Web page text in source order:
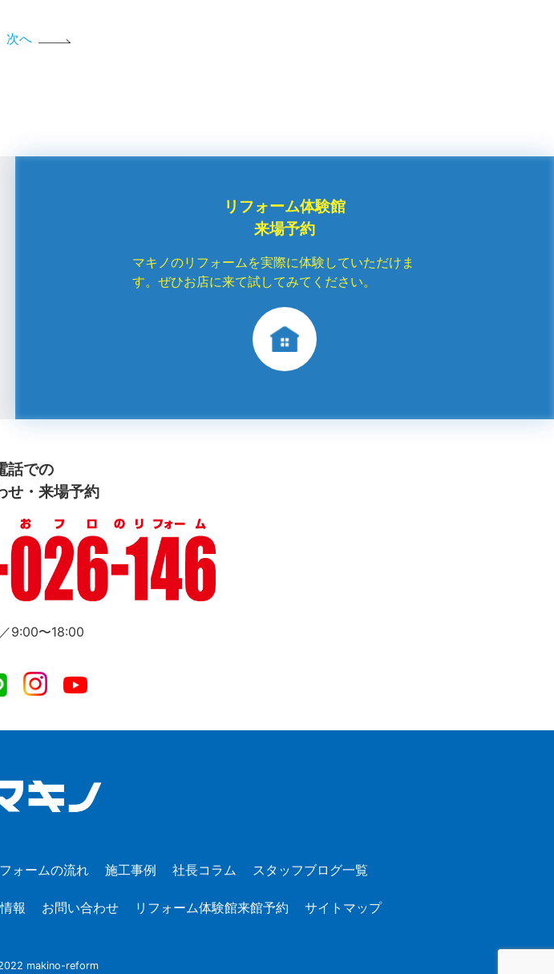
次へ
リフォーム体験館
来場予約
マキノのリフォームを実際に体験していただけま
す。ぜひお店に来て試してみてください。
話での
せ・来場予約
9:00〜18:00
ォームの流れ 施工事例 社長コラム スタッフブログ一覧
報 お問い合わせ リフォーム体験館来館予約 サイトマップ
makino-reform